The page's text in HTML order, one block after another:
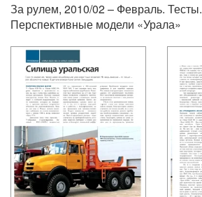
За рулем, 2010/02 – Февраль. Тесты.
Перспективные модели «Урала»